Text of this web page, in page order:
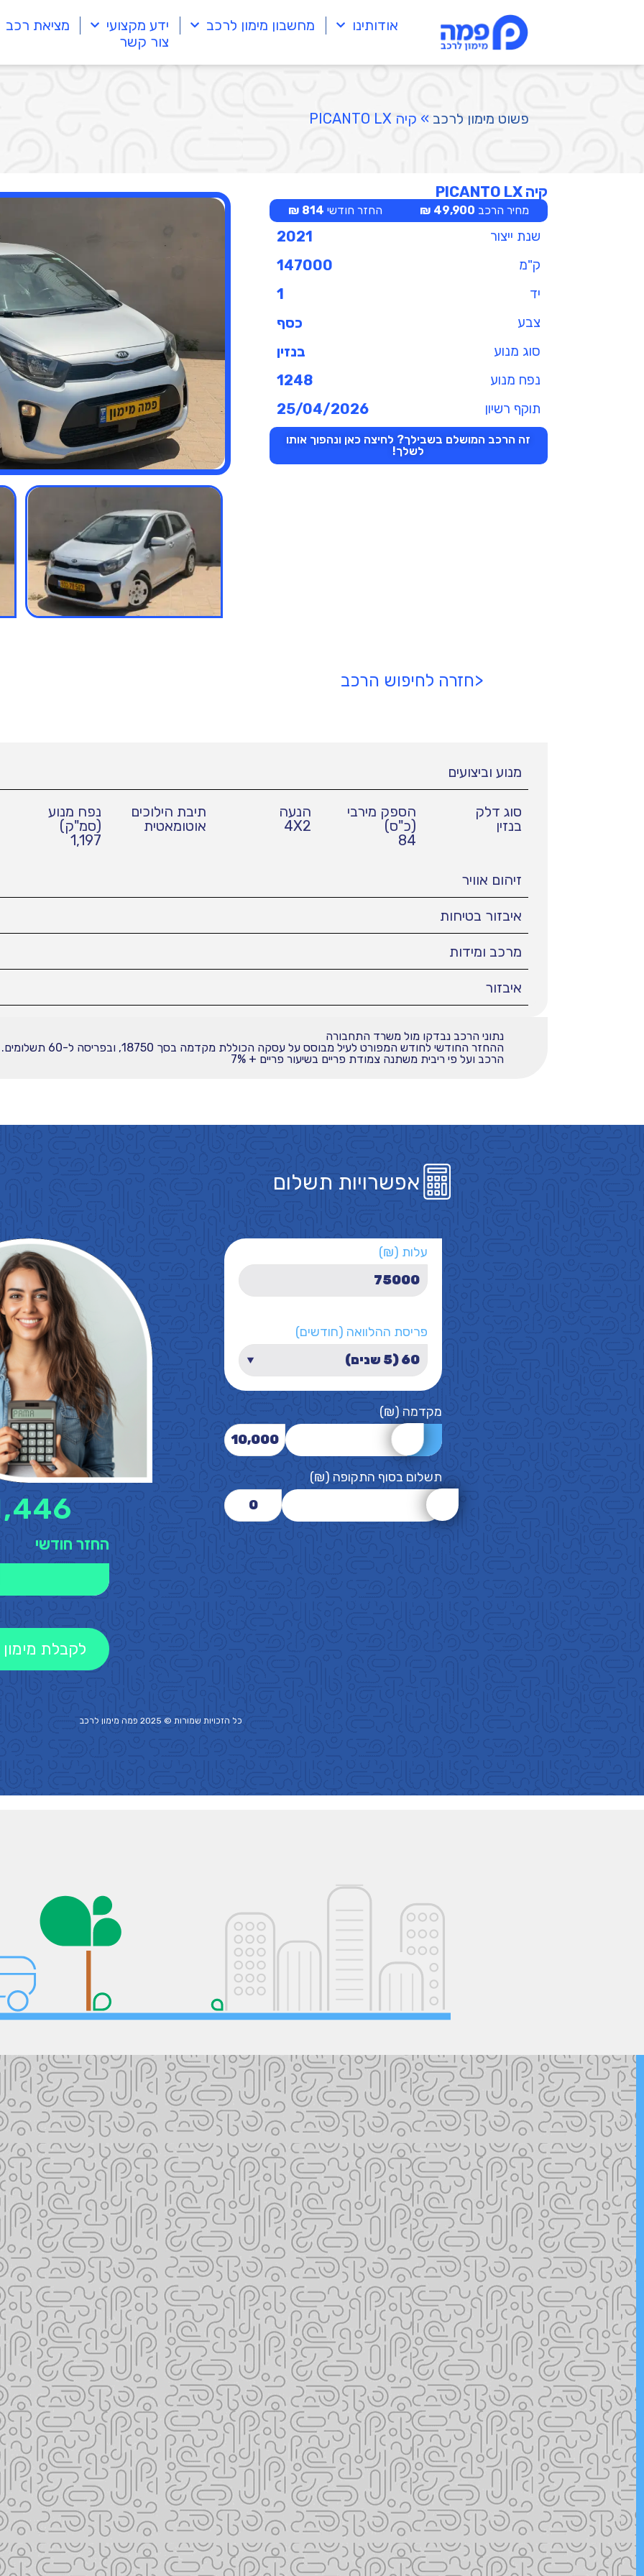
אודותינו מחשבון מימון לרכב ידע מקצועי
מציאת רכב
צור קשר
פשוט מימון לרכב » קיה PICANTO LX
קיה PICANTO LX
מחיר הרכב 49,900 ₪ החזר חודשי 814 ₪
שנת ייצור 2021
ק"מ 147000
יד 1
צבע כסף
סוג מנוע בנזין
נפח מנוע 1248
תוקף רשיון 25/04/2026
זה הרכב המושלם בשבילך? לחיצה כאן ונהפוך אותו
לשלך!
<חזרה לחיפוש הרכב
מנוע וביצועים
סוג דלק
בנזין
הספק מירבי
(כ"ס)
84
הנעה
4X2
תיבת הילוכים
אוטומאטית
נפח מנוע
(סמ"ק)
1,197
זיהום אוויר
איבזור בטיחות
מרכב ומידות
איבזור
נתוני הרכב נבדקו מול משרד התחבורה
הרכב ועל פי ריבית משתנה צמודת פריים בשיעור פריים + 7%
אפשרויות תשלום
עלות (₪)
פריסת ההלוואה (חודשים)
מקדמה (₪)
10,000
תשלום בסוף התקופה (₪)
0
החזר חודשי
לקבלת
כל הזכויות שמורות © 2025 פמה מימון לרכב